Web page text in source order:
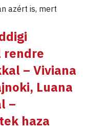
azért is, mert
rendre
– Viviana
Luana
–
haza